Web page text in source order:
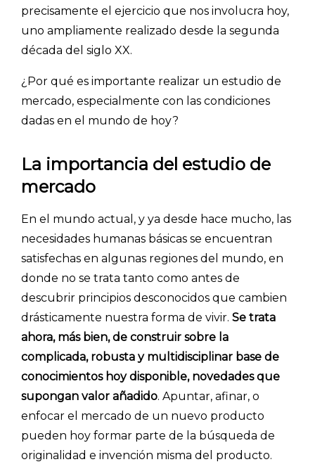
INICIO
CÓMO FUNCIONA
PLANTILLAS
PRECIOS
BLOG
ACCEDER →
precisamente el ejercicio que nos involucra hoy,
uno ampliamente realizado desde la segunda
década del siglo XX.
¿Por qué es importante realizar un estudio de
mercado, especialmente con las condiciones
dadas en el mundo de hoy?
La importancia del estudio de
mercado
En el mundo actual, y ya desde hace mucho, las
necesidades humanas básicas se encuentran
satisfechas en algunas regiones del mundo, en
donde no se trata tanto como antes de
descubrir principios desconocidos que cambien
drásticamente nuestra forma de vivir. Se trata
ahora, más bien, de construir sobre la
complicada, robusta y multidisciplinar base de
conocimientos hoy disponible, novedades que
supongan valor añadido. Apuntar, afinar, o
enfocar el mercado de un nuevo producto
pueden hoy formar parte de la búsqueda de
originalidad e invención misma del producto.